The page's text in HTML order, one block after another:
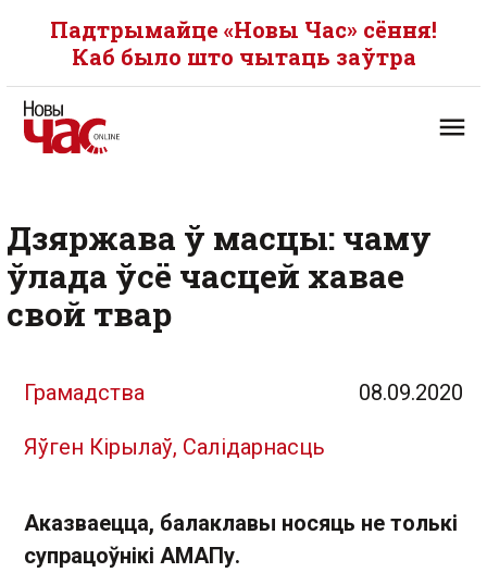
Падтрымайце «Новы Час» сёння!
Каб было што чытаць заўтра
Дзяржава ў масцы: чаму
ўлада ўсё часцей хавае
свой твар
Грамадства 08.09.2020
Яўген Кірылаў, Салідарнасць
Аказваецца, балаклавы носяць не толькі
супрацоўнікі АМАПу.